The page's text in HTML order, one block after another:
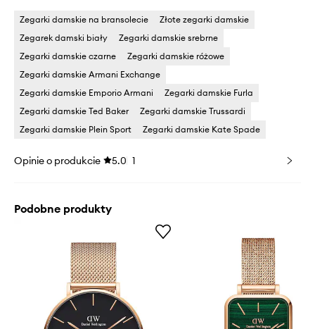
Zegarki damskie na bransolecie
Złote zegarki damskie
Zegarek damski biały
Zegarki damskie srebrne
Zegarki damskie czarne
Zegarki damskie różowe
Zegarki damskie Armani Exchange
Zegarki damskie Emporio Armani
Zegarki damskie Furla
Zegarki damskie Ted Baker
Zegarki damskie Trussardi
Zegarki damskie Plein Sport
Zegarki damskie Kate Spade
Opinie o produkcie 5.0 1
Podobne produkty